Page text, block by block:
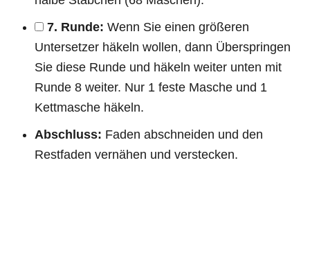
7. Runde: Wenn Sie einen größeren
Untersetzer häkeln wollen, dann Überspringen
Sie diese Runde und häkeln weiter unten mit
Runde 8 weiter. Nur 1 feste Masche und 1
Kettmasche häkeln.
Abschluss: Faden abschneiden und den
Restfaden vernähen und verstecken.